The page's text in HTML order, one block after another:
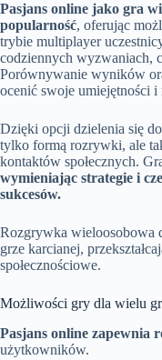
Pasjans online jako gra
popularność, oferując
trybie multiplayer
codziennych wyzwaniach,
Porównywanie wyników
ocenić swoje umiejętności
Dzięki opcji dzielenia się
tylko formą rozrywki, ale
kontaktów społecznych.
wymieniając strategie i
sukcesów.
Rozgrywka wieloosobowa
grze karcianej,
społecznościowe.
Możliwości gry dla wielu
Pasjans online zapewnia
użytkowników.